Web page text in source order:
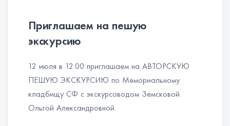
Приглашаем на пешую
экскурсию
12 июля в 12.00 приглашаем на АВТОРСКУЮ
ПЕШУЮ ЭКСКУРСИЮ по Мемориальному
кладбищу СФ с экскурсоводом Земсковой
Ольгой Александровной.